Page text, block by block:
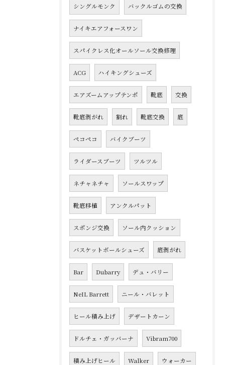
シングルモンク バックルゴムの交換
ナイキエアフォースワン
スパイクレス化オールソール交換修理
ACG ハイキングシューズ
エアズームアップテンポ 靴底 交換
靴底剥がれ 割れ 靴底交換 底
ペコペコ バイクブーツ
ライダースブーツ ツルツル
ネチャネチャ ソールスワップ
靴底移植 アンクルパット
スポンジ交換 ソール内クッション
バスケットボールシューズ 底剥がれ
Bar Dubarry デュ・バリー
NeIL Barrett ニール・バレット
ヒール積み上げ デザートカーン
ドルチェ・ガッバーナ Vibram700
積み上げヒール Walker ウォーカー